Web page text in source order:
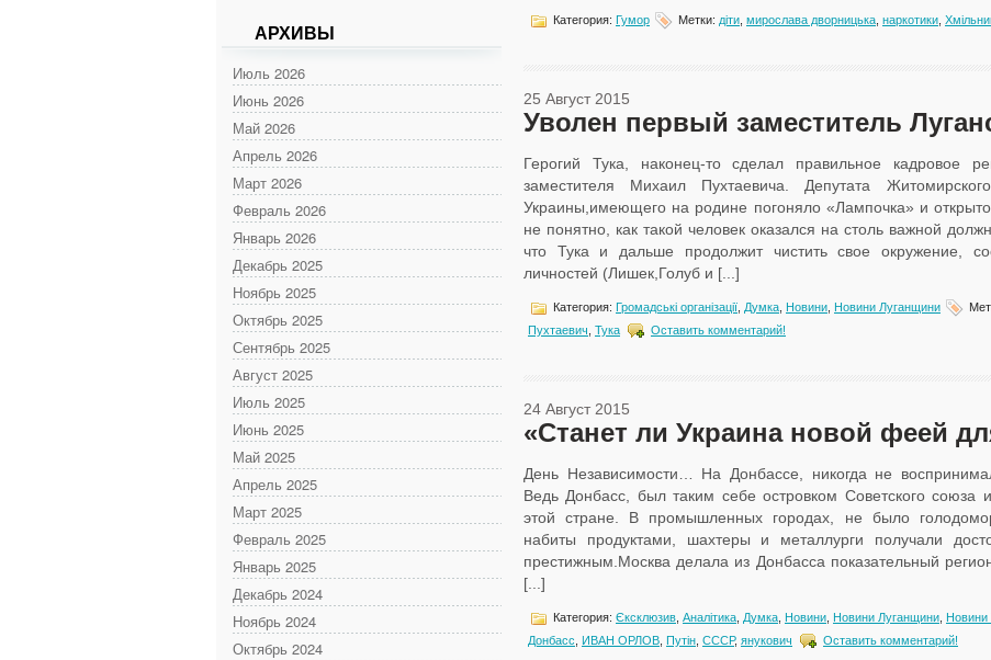
АРХИВЫ
Июль 2026
Июнь 2026
Май 2026
Апрель 2026
Март 2026
Февраль 2026
Январь 2026
Декабрь 2025
Ноябрь 2025
Октябрь 2025
Сентябрь 2025
Август 2025
Июль 2025
Июнь 2025
Май 2025
Апрель 2025
Март 2025
Февраль 2025
Январь 2025
Декабрь 2024
Ноябрь 2024
Октябрь 2024
Категория: Гумор Метки: діти мирослава дворницька наркотики
25 Август 2015
Уволен первый заместитель
Герогий Тука, наконец-то сделал правильное кадровое
заместителя Михаил Пухтаевича. Депутата
Украины,имеющего на родине погоняло «Лампочка» и
не понятно, как такой человек оказался на столь важной
что Тука и дальше продолжит чистить свое окружение,
личностей (Лишек,Голуб и [...]
Категория: Громадські організації Думка Новини Новини Луганщини
Пухтаевич Тука Оставить комментарий!
24 Август 2015
«Станет ли Украина новой феей
День Независимости… На Донбассе, никогда не
Ведь Донбасс, был таким себе островком Советского союза
этой стране. В промышленных городах, не было
набиты продуктами, шахтеры и металлурги получали
престижным.Москва делала из Донбасса показательный
[...]
Категория: Єксклюзив Аналітика Думка Новини Новини Луганщини Новини
Донбасс ИВАН ОРЛОВ Путін СССР, янукович Оставить комментарий!